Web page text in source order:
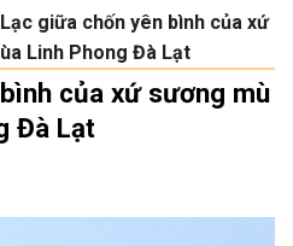
Lạc giữa chốn yên bình của xứ
Linh Phong Đà Lạt
của xứ sương mù
Đà Lạt